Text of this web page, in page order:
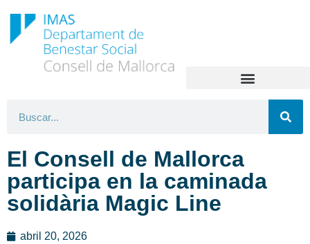
El Consell de Mallorca
participa en la caminada
solidària Magic Line
abril 20, 2026